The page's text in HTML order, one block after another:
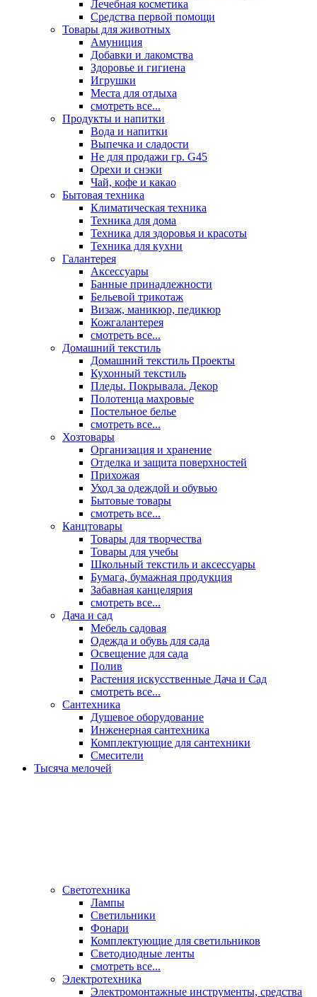
Лечебная косметика
Средства первой помощи
Товары для животных
Амуниция
Добавки и лакомства
Здоровье и гигиена
Игрушки
Места для отдыха
смотреть все...
Продукты и напитки
Вода и напитки
Выпечка и сладости
Не для продажи гр. G45
Орехи и снэки
Чай, кофе и какао
Бытовая техника
Климатическая техника
Техника для дома
Техника для здоровья и красоты
Техника для кухни
Галантерея
Аксессуары
Банные принадлежности
Бельевой трикотаж
Визаж, маникюр, педикюр
Кожгалантерея
смотреть все...
Домашний текстиль
Домашний текстиль Проекты
Кухонный текстиль
Пледы. Покрывала. Декор
Полотенца махровые
Постельное белье
смотреть все...
Хозтовары
Организация и хранение
Отделка и защита поверхностей
Прихожая
Уход за одеждой и обувью
Бытовые товары
смотреть все...
Канцтовары
Товары для творчества
Товары для учебы
Школьный текстиль и аксессуары
Бумага, бумажная продукция
Забавная канцелярия
смотреть все...
Дача и сад
Мебель садовая
Одежда и обувь для сада
Освещение для сада
Полив
Растения искусственные Дача и Сад
смотреть все...
Сантехника
Душевое оборудование
Инженерная сантехника
Комплектующие для сантехники
Смесители
Тысяча мелочей
Светотехника
Лампы
Светильники
Фонари
Комплектующие для светильников
Светодиодные ленты
смотреть все...
Электротехника
Электромонтажные инструменты, средства